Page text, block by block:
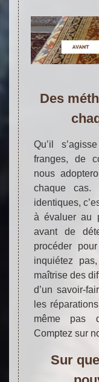
Des
Qu’il
franges, de
nous
chaque
identiques,
à évaluer au
avant de
procéder
inquiétez
maîtrise des
d’un savoir-
les
même pas
Comptez sur
Sur